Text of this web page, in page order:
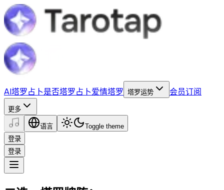
AI塔罗占卜是否塔罗占卜爱情塔罗 塔罗运势 会员订阅
更多
语言
Toggle theme
登录
登录